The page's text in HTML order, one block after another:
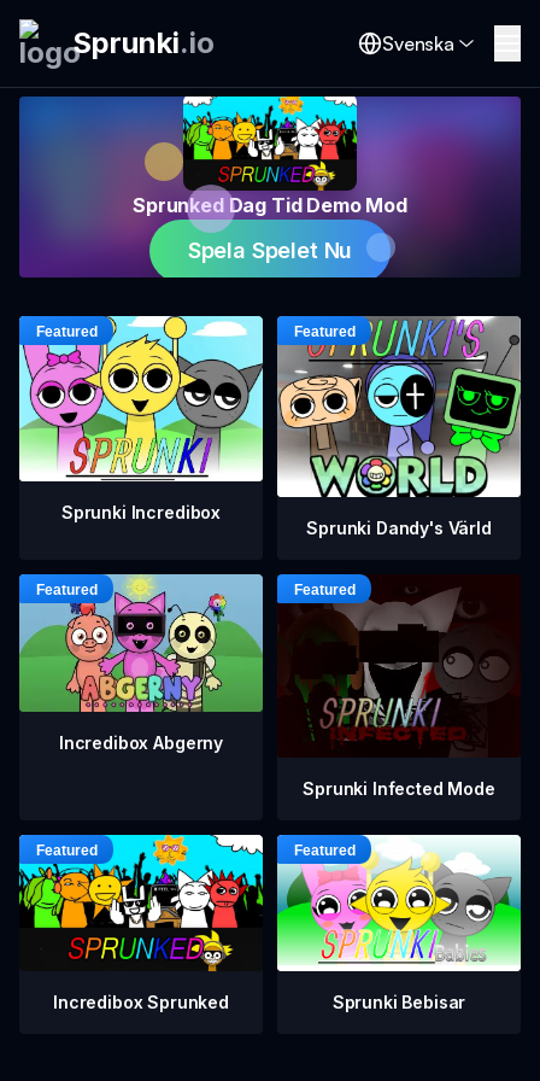
Sprunki.io Svenska
Sprunked Dag Tid Demo Mod
Spela Spelet Nu
Sprunki Incredibox
Sprunki Dandy's Värld
Incredibox Abgerny
Sprunki Infected Mode
Incredibox Sprunked Sprunki Bebisar